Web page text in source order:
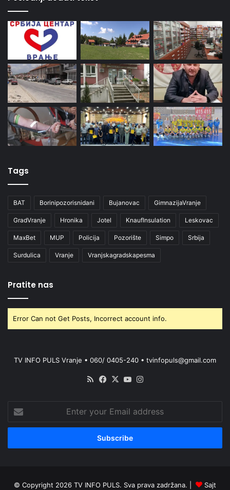
Tags
BAT Borinipozorisnidani Bujanovac GimnazijaVranje
GradVranje Hronika Jotel KnaufInsulation Leskovac
MaxBet MUP Policija Pozorište Simpo Srbija
Surdulica Vranje Vranjskagradskapesma
Pratite nas
Error Can not Get Posts, Incorrect account info.
TV INFO PULS Vranje • 060/ 0405-240 • tvinfopuls@gmail.com
RSS Facebook
X YouTube
your
Email
© Copyright 2026 TV INFO PULS. Sva prava zadržana. | Sajt